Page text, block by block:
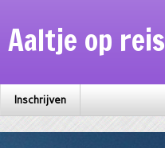
Aaltje op reis
Inschrijven